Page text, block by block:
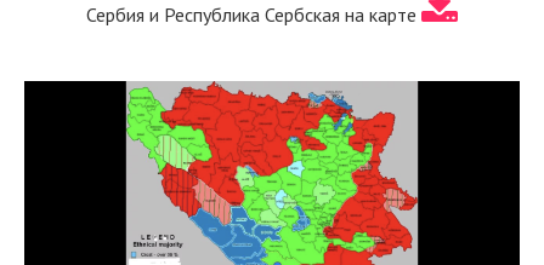
Сербия и Республика Сербская на карте